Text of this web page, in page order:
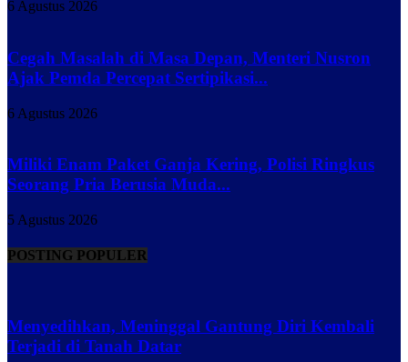
6 Agustus 2026
Cegah Masalah di Masa Depan, Menteri Nusron
Ajak Pemda Percepat Sertipikasi...
6 Agustus 2026
Miliki Enam Paket Ganja Kering, Polisi Ringkus
Seorang Pria Berusia Muda...
5 Agustus 2026
POSTING POPULER
Menyedihkan, Meninggal Gantung Diri Kembali
Terjadi di Tanah Datar